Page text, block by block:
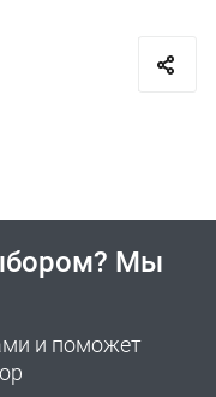
Мы
и поможет